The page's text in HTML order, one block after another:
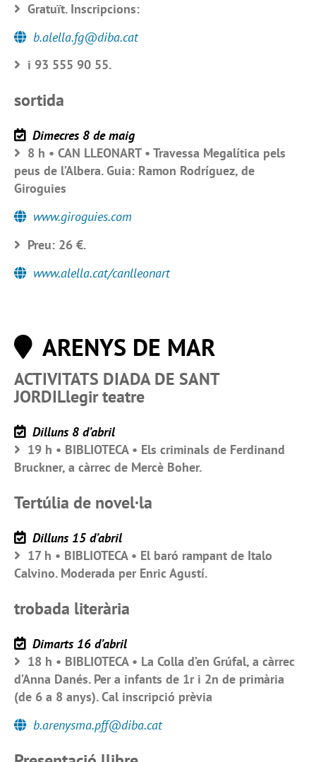
Gratuït. Inscripcions:
b.alella.fg@diba.cat
i 93 555 90 55.
sortida
Dimecres 8 de maig
8 h • CAN LLEONART • Travessa Megalítica pels
peus de l’Albera. Guia: Ramon Rodríguez, de
Giroguies
www.giroguies.com
Preu: 26 €.
www.alella.cat/canlleonart
ARENYS DE MAR
ACTIVITATS DIADA DE SANT
JORDILlegir teatre
Dilluns 8 d’abril
19 h • BIBLIOTECA • Els criminals de Ferdinand
Bruckner, a càrrec de Mercè Boher.
Tertúlia de novel·la
Dilluns 15 d’abril
17 h • BIBLIOTECA • El baró rampant de Italo
Calvino. Moderada per Enric Agustí.
trobada literària
Dimarts 16 d’abril
18 h • BIBLIOTECA • La Colla d’en Grúfal, a càrrec
d’Anna Danés. Per a infants de 1r i 2n de primària
(de 6 a 8 anys). Cal inscripció prèvia
b.arenysma.pff@diba.cat